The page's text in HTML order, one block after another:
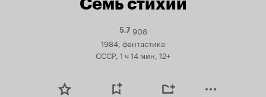
5.7Рейтинг
Кинопоиска
5.7
908
1984, фантастика
СССР, 1 ч 14 мин, 12+